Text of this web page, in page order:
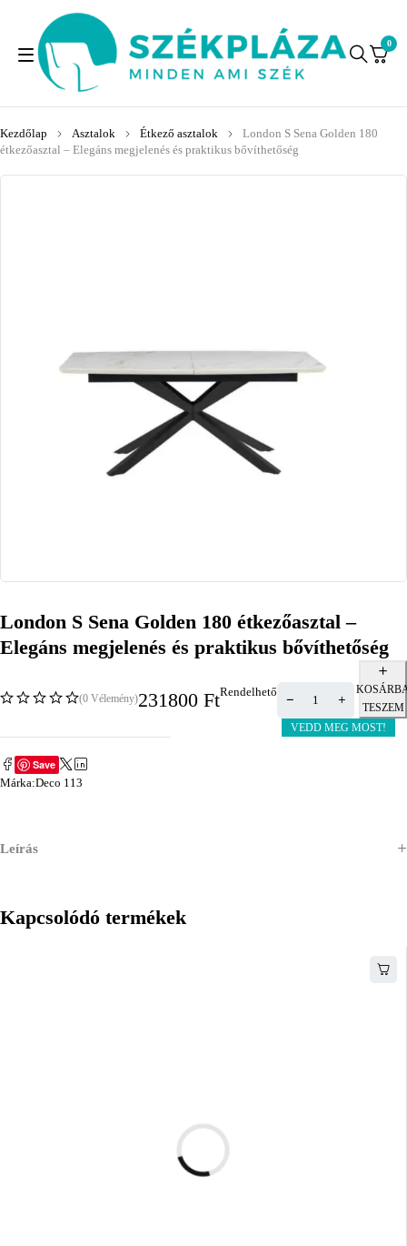
0
Kezdőlap Asztalok Étkező asztalok
London S Sena Golden 180
étkezőasztal – Elegáns megjelenés és praktikus bővíthetőség
London S Sena Golden 180 étkezőasztal –
Elegáns megjelenés és praktikus bővíthetőség
(0 Vélemény)231800 FtRendelhető
TESZEM
VEDD MEG MOST!
Save
Márka:Deco 113
Leírás
Kapcsolódó termékek